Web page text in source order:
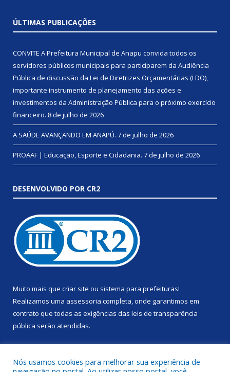
ÚLTIMAS PUBLICAÇÕES
CONVITE A Prefeitura Municipal de Anapu convida todos os
servidores públicos municipais para participarem da Audiência
Pública de discussão da Lei de Diretrizes Orçamentárias (LDO),
importante instrumento de planejamento das ações e
investimentos da Administração Pública para o próximo exercício
financeiro. 8 de julho de 2026
A SAÚDE AVANÇANDO EM ANAPÚ. 7 de julho de 2026
PROAAF | Educação, Esporte e Cidadania. 7 de julho de 2026
DESENVOLVIDO POR CR2
Muito mais que criar site ou sistema para prefeituras!
Realizamos uma assessoria completa, onde garantimos em
contrato que todas as exigências das leis de transparência
pública serão atendidas.
Nós usamos cookies para melhorar sua experiência de